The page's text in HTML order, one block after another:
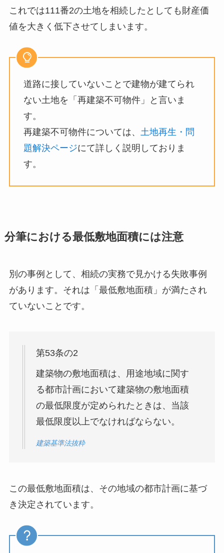
これでは111番2の土地を相続したとしても財産価
値を大きく低下させてしまいます。
道路に接していないことで建物が建てられ
ない土地を「再建築不可物件」と言いま
す。
再建築不可物件については、
土地再生・問
題解決ページにて詳しく説明しておりま
す。
分筆における最低敷地面積には注意
別の事例として、相続の実務で見かける失敗事例
があります。それは「最低敷地面積」が満たされ
ていないことです。
第53条の2
建築物の敷地面積は、用途地域に関す
る都市計画において建築物の敷地面積
の最低限度が定められたときは、当該
最低限度以上でなければならない。
建築基準法抜粋
この最低敷地面積は、その地域の都市計画に基づ
き決定されています。